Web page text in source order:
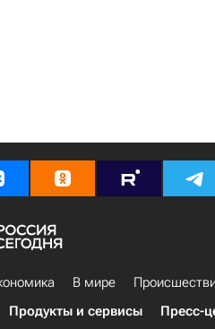
В мире
Продукты и сервисы Пресс-